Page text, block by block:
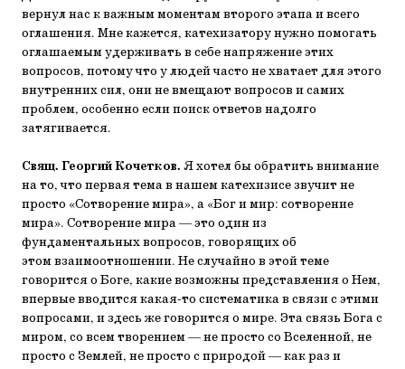
вернул нас к важным моментам второго этапа и всего
оглашения. Мне кажется, катехизатору нужно помогать
оглашаемым удерживать в себе напряжение этих
вопросов, потому что у людей часто не хватает для этого
внутренних сил, они не вмещают вопросов и самих
проблем, особенно если поиск ответов надолго
затягивается.
Свящ. Георгий Кочетков. Я хотел бы обратить внимание
на то, что первая тема в нашем катехизисе звучит не
просто «Сотворение мира», а «Бог и мир: сотворение
мира». Сотворение мира — это один из
фундаментальных вопросов, говорящих об
этом взаимоотношении. Не случайно в этой теме
говорится о Боге, какие возможны представления о Нем,
впервые вводится какая-то систематика в связи с этими
вопросами, и здесь же говорится о мире. Эта связь Бога с
миром, со всем творением — не просто со Вселенной, не
просто с Землей, не просто с природой — как раз и